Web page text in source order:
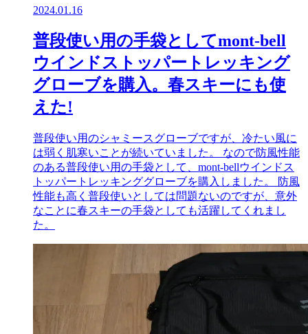
2024.01.16
普段使い用の手袋としてmont-bell
ウインドストッパートレッキング
グローブを購入。春スキーにも使
えた!
普段使い用のシャミースグローブですが、冷たい風に
は弱く肌寒いことが続いていました。 なので防風性能
のある普段使い用の手袋として、mont-bellウインドス
トッパートレッキンググローブを購入しました。 防風
性能も高く普段使いとしては問題ないのですが、意外
なことに春スキーの手袋としても活躍してくれまし
た。